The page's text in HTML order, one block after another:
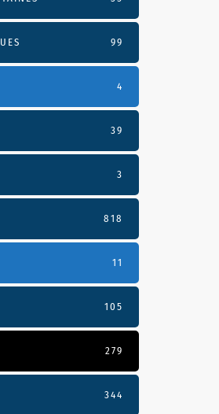
99
4
39
3
818
11
105
279
344